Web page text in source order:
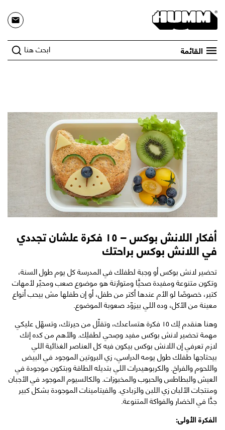
القائمة ابحث هنا
أفكار اللانش بوكس – ١٥ فكرة علشان تجددي
في اللانش بوكس براحتك
تحضير لانش بوكس أو وجبة لطفلك في المدرسة كل يوم طول السنة،
وتكون متنوعة ومفيدة صحيًّا ومتوازنة هو موضوع صعب ومحيّر لأمهات
كتير، خصوصًا لو الأم عندها أكتر من طفل، أو إن طفلها مش بيحب أنواع
معينة من الأكل، وده اللي بيزوّد صعوبة الموضوع.
وهنا هنقدم لِك ١٥ فكرة هتساعدك، وتقلّل من حيرتك، وتسهّل عليكي
مهمة تحضير لانش بوكس مفيد وصِحي لطفلِك. والأهم من كده إنك
لازم تعرفي إن اللانش بوكس بيكون فيه كل العناصر الغذائية اللي
بيحتاجها طفلك طول يومه الدراسي، زي البروتين الموجود في البيض
واللحوم والفراخ. والكربوهيدرات اللي بتديله الطاقة وبتكون موجودة في
العيش والبطاطس والحبوب والمخبوزات. والكالسيوم الموجود في الأجبان
ومنتجات الألبان زي اللبن والزبادي. والفيتامينات الموجودة بشكل كبير
جدًّا في الخضار والفواكة المتنوعة.
الفكرة الأولى: